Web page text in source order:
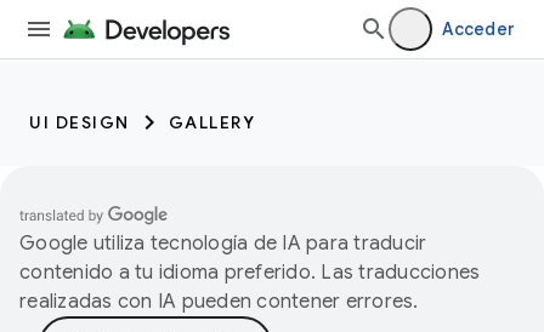
Acceder
UI DESIGN GALLERY
Google utiliza tecnología de IA para traducir
contenido a tu idioma preferido. Las traducciones
realizadas con IA pueden contener errores.